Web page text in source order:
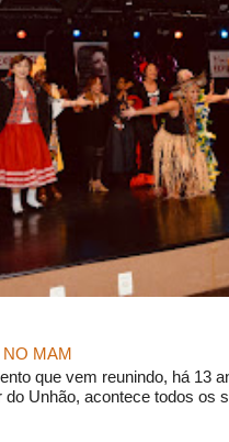
MAM
que vem reunindo, há 13
do Unhão, acontece todos os